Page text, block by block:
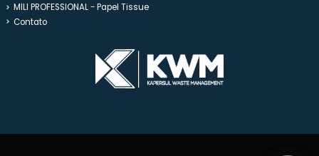
MILI PROFESSIONAL - Papel Tissue
Contato